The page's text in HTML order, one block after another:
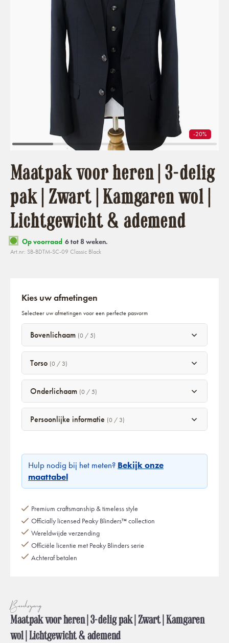
-20%
Maatpak voor heren | 3-delig
pak | Zwart | Kamgaren wol |
Lichtgewicht & ademend
Op voorraad 6 tot 8 weken.
Art.nr: SB-BDTM-SC-09 Classic Black
Kies uw afmetingen
Selecteer uw afmetingen voor een perfecte pasvorm
Bovenlichaam (0 / 5)
Torso (0 / 3)
Onderlichaam (0 / 5)
Persoonlijke informatie (0 / 3)
Hulp nodig bij het meten? Bekijk onze
maattabel
Premium craftsmanship & timeless style
Officially licensed Peaky Blinders™ collection
Wereldwijde verzending
Officiële licentie met Peaky Blinders serie
Achteraf betalen
Beschrijving
Maatpak voor heren | 3-delig pak | Zwart | Kamgaren
wol | Lichtgewicht & ademend